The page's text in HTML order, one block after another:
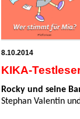
8.10.2014
KIKA-
Rocky und seine
Stephan Valentin